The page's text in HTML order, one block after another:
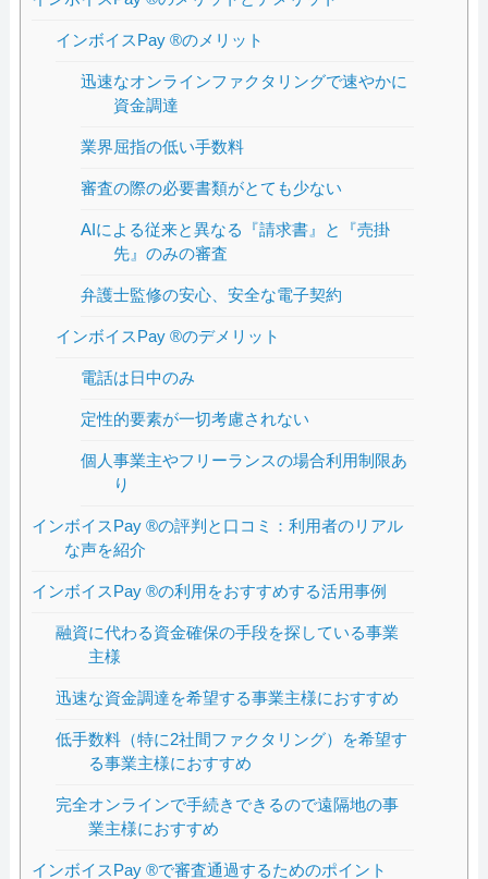
インボイスPay ®のメリット
迅速なオンラインファクタリングで速やかに
資金調達
業界屈指の低い手数料
審査の際の必要書類がとても少ない
AIによる従来と異なる『請求書』と『売掛
先』のみの審査
弁護士監修の安心、安全な電子契約
インボイスPay ®のデメリット
電話は日中のみ
定性的要素が一切考慮されない
個人事業主やフリーランスの場合利用制限あ
り
インボイスPay ®の評判と口コミ：利用者のリアル
な声を紹介
インボイスPay ®の利用をおすすめする活用事例
融資に代わる資金確保の手段を探している事業
主様
迅速な資金調達を希望する事業主様におすすめ
低手数料（特に2社間ファクタリング）を希望す
る事業主様におすすめ
完全オンラインで手続きできるので遠隔地の事
業主様におすすめ
インボイスPay ®で審査通過するためのポイント